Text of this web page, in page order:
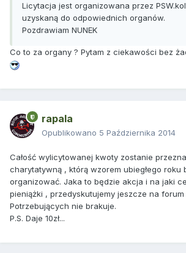
Licytacja jest organizowana przez
uzyskaną do odpowiednich organów.
Pozdrawiam NUNEK
Co to za organy ? Pytam z ciekawości bez
rapala
Opublikowano 5 Października 2014
Całość wylicytowanej kwoty zostanie
charytatywną , którą wzorem ubiegłego roku
organizować. Jaka to będzie akcja i na jaki
pieniążki , przedyskutujemy jeszcze na forum
Potrzebujących nie brakuje.
P.S. Daje 10zł...